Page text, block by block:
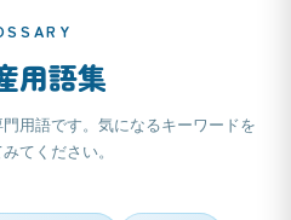
用語集
用語です。気になるキーワードを
てください。